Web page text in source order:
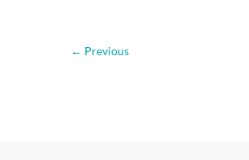
← Previous